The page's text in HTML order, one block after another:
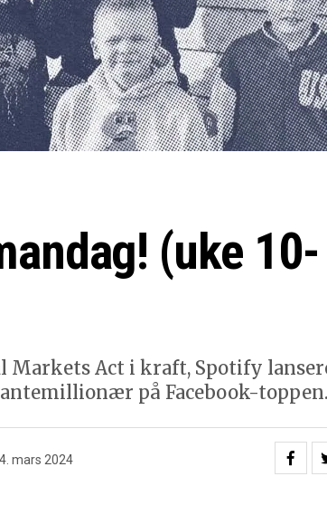
(uke 10-
Markets Act i kraft, Spotify
på Facebook-
4. mars 2024